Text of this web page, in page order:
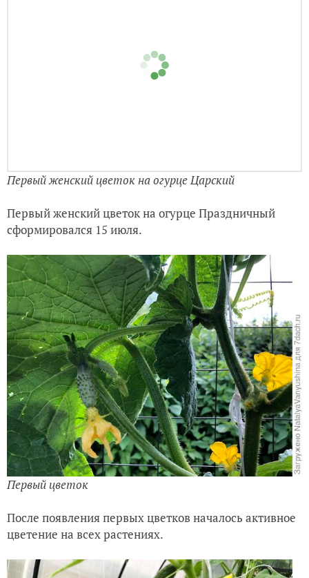
Первый женский цветок на огурце Царский
Первый женский цветок на огурце Праздничный
сформировался 15 июля.
Первый цветок
После появления первых цветков началось активное
цветение на всех растениях.